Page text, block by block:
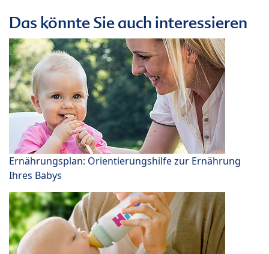
Das könnte Sie auch interessieren
Ernährungsplan: Orientierungshilfe zur Ernährung
Ihres Babys